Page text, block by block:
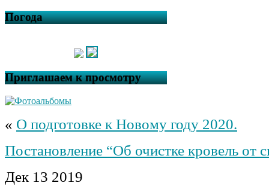
Погода
Приглашаем к просмотру
« О подготовке к Новому году 2020.
Постановление “Об очистке кровель от
Дек 13 2019